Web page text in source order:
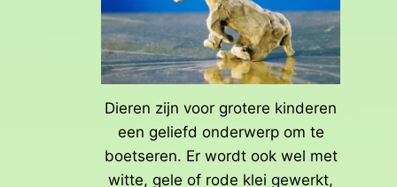
Dieren zijn voor grotere kinderen
een geliefd onderwerp om te
boetseren. Er wordt ook wel met
witte, gele of rode klei gewerkt,